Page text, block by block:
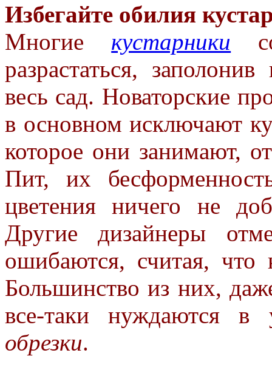
Избегайте обилия
Многие кустарники
разрастаться,
весь сад. Новаторские
в основном исключают
которое они занимают,
Пит, их
цветения ничего не
Другие дизайнеры
ошибаются, считая, что
Большинство из них,
все-таки нуждаются
обрезки.